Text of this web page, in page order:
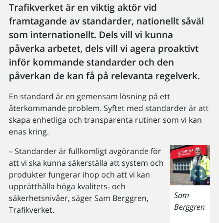
Trafikverket är en viktig aktör vid
framtagande av standarder, nationellt såväl
som internationellt. Dels vill vi kunna
påverka arbetet, dels vill vi agera proaktivt
inför kommande standarder och den
påverkan de kan få på relevanta regelverk.
En standard är en gemensam lösning på ett
återkommande problem. Syftet med standarder är att
skapa enhetliga och transparenta rutiner som vi kan
enas kring.
Sam
Berggren
– Standarder är fullkomligt avgörande för
att vi ska kunna säkerställa att system och
produkter fungerar ihop och att vi kan
upprätthålla höga kvalitets- och
säkerhetsnivåer, säger Sam Berggren,
Trafikverket.